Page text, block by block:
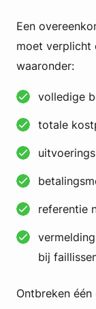
Een
moet verplicht
waaronder:
volledige
totale
referentie
bij
Ontbreken